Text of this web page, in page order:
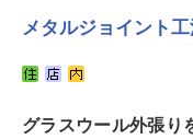
かたなび
メタルジョイント
グラスウール外張り